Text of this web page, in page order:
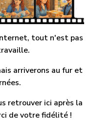
tout n'est pas
arriverons au fur et
retrouver ici après la
de votre fidélité !